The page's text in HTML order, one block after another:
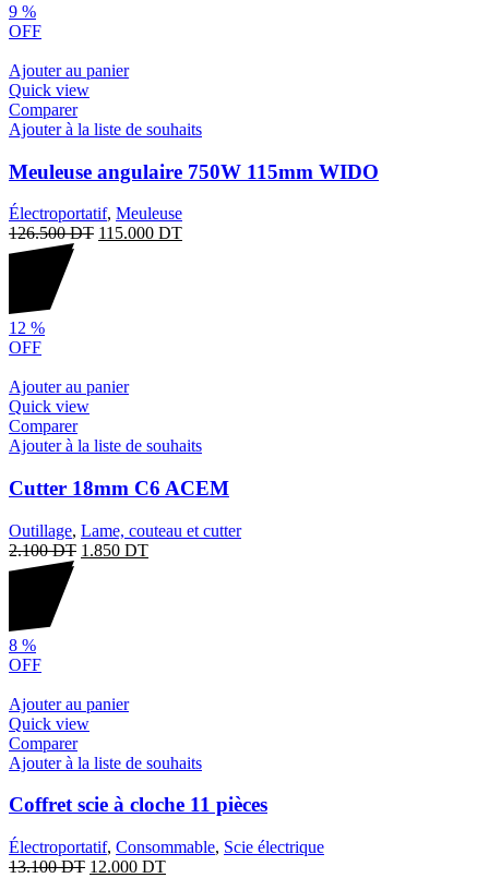
9 %
OFF
Ajouter au panier
Quick view
Comparer
Ajouter à la liste de souhaits
Meuleuse angulaire 750W 115mm WIDO
Électroportatif, Meuleuse
126.500DT 115.000 DT
12 %
OFF
Ajouter au panier
Quick view
Comparer
Ajouter à la liste de souhaits
Cutter 18mm C6 ACEM
Outillage, Lame, couteau et cutter
2.100DT 1.850 DT
8 %
OFF
Ajouter au panier
Quick view
Comparer
Ajouter à la liste de souhaits
Coffret scie à cloche 11 pièces
Électroportatif, Consommable, Scie électrique
13.100DT 12.000 DT